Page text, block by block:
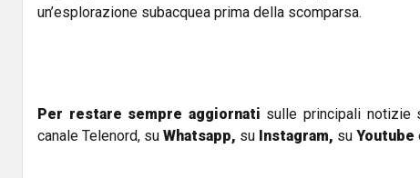
un’esplorazione subacquea prima della scomparsa.
Per restare sempre aggiornati sulle principali notizie
canale Telenord, su Whatsapp, su Instagram, su Youtube